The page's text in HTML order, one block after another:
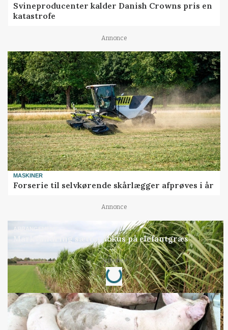
Svineproducenter kalder Danish Crowns pris en
katastrofe
Annonce
MASKINER
Forserie til selvkørende skårlægger afprøves i år
Annonce
ARRANGEMENT
Markvandring sætter fokus på elefantgræs
Annonce
Loading...